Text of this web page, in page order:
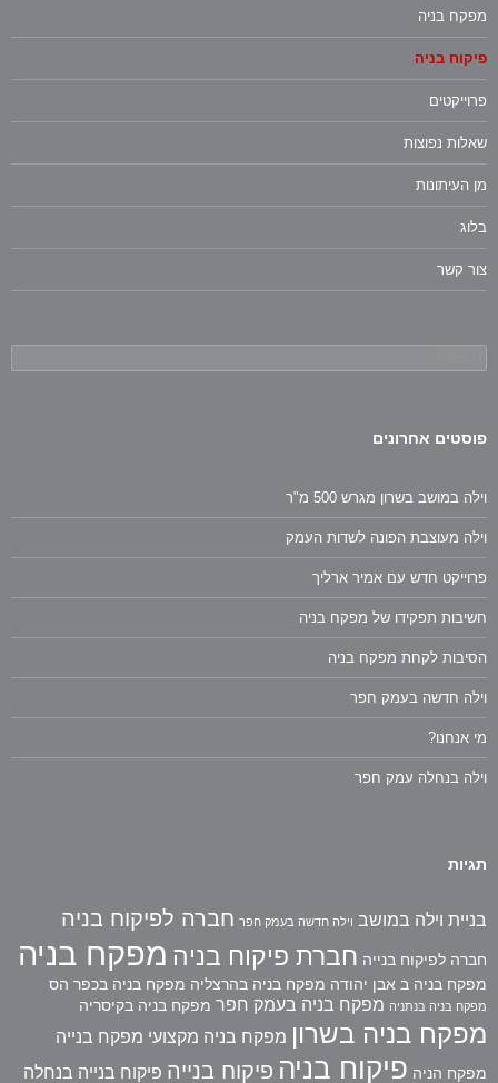
מפקח בניה
פיקוח בניה
פרוייקטים
שאלות נפוצות
מן העיתונות
בלוג
צור קשר
פוסטים אחרונים
וילה במושב בשרון מגרש 500 מ"ר
וילה מעוצבת הפונה לשדות העמק
פרוייקט חדש עם אמיר ארליך
חשיבות תפקידו של מפקח בניה
הסיבות לקחת מפקח בניה
וילה חדשה בעמק חפר
מי אנחנו?
וילה בנחלה עמק חפר
תגיות
בניית וילה במושב וילה חדשה בעמק חפר חברה לפיקוח בניה
חברה לפיקוח בנייה חברת פיקוח בניה מפקח בניה
מפקח בניה ב אבן יהודה מפקח בניה בהרצליה מפקח בניה בכפר הס
מפקח בניה בנתניה מפקח בניה בעמק חפר מפקח בניה בקיסריה
מפקח בניה בשרון מפקח בניה מקצועי מפקח בנייה
מפקח הניה פיקוח בניה פיקוח בנייה פיקוח בנייה בנחלה